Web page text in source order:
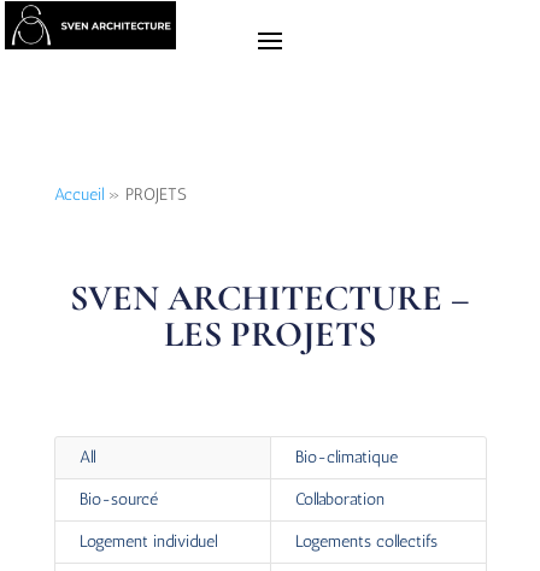
Accueil » PROJETS
SVEN ARCHITECTURE –
LES PROJETS
All Bio-climatique
Bio-sourcé Collaboration
Logement individuel Logements collectifs